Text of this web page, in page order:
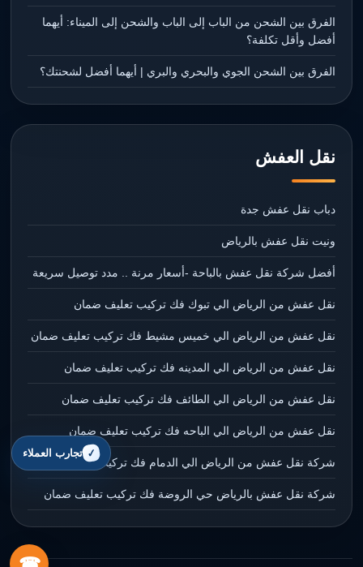
الفرق بين الشحن من الباب إلى الباب والشحن إلى الميناء: أيهما
أفضل وأقل تكلفة؟
الفرق بين الشحن الجوي والبحري والبري | أيهما أفضل لشحنتك؟
نقل العفش
دباب نقل عفش جدة
ونيت نقل عفش بالرياض
أفضل شركة نقل عفش بالباحة -أسعار مرنة .. مدد توصيل سريعة
نقل عفش من الرياض الي تبوك فك تركيب تعليف ضمان
نقل عفش من الرياض الي خميس مشيط فك تركيب تعليف ضمان
نقل عفش من الرياض الي المدينه فك تركيب تعليف ضمان
نقل عفش من الرياض الي الطائف فك تركيب تعليف ضمان
نقل عفش من الرياض الي الباحه فك تركيب تعليف ضمان
شركة نقل عفش من الرياض الي الدمام فك تركيب تعليف ضمان
شركة نقل عفش بالرياض حي الروضة فك تركيب تعليف ضمان
تجارب العملاء